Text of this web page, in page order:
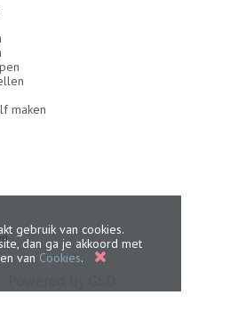
maken
gebruik van cookies.
dan ga je akkoord met
van Cookies.